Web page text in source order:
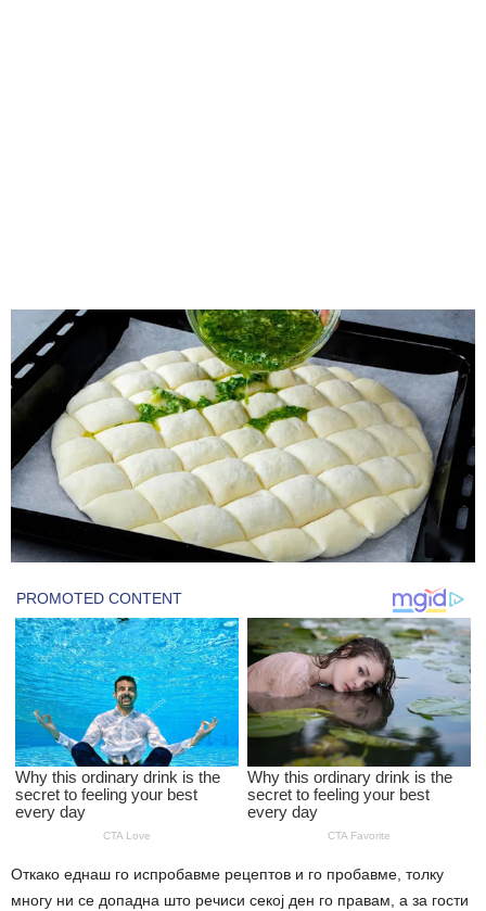
Откако еднаш го испробавме рецептов и го пробавме, толку
многу ни се допадна што речиси секој ден го правам, а за гости